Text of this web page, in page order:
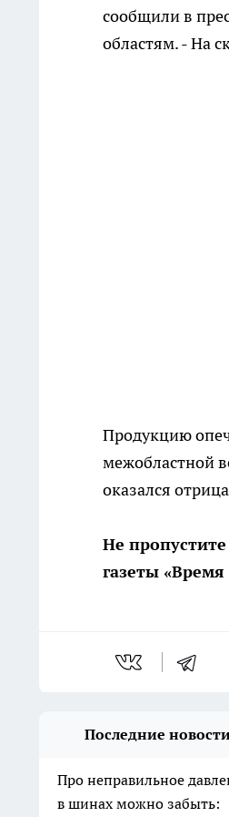
сообщили в
областям. - На
Продукцию
межобластной
оказался
Не
газеты
Последние
Про неправильное
в шинах можно забыть: